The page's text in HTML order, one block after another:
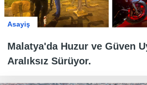
Asayiş
Malatya'da Huzur ve Güven
Aralıksız Sürüyor.